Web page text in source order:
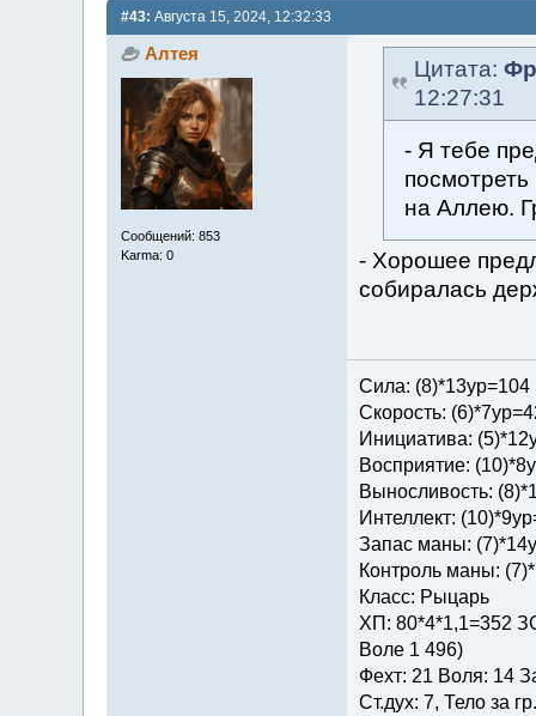
#43: Августа 15, 2024, 12:32:33
Алтея
Сообщений: 853
Karma: 0
Цитата:
12:27:31
- Я тебе
на Аллею.
- Хорошее
собиралась
Сила: (8)*13ур=104
Скорость:
Инициатива:
Восприятие:
Выносливость:
Интеллект:
Запас маны:
Контроль маны:
Класс: Рыцарь
ХП: 80*4*1,1=352
Воле 1 496)
Фехт: 21 Воля: 14
Ст.дух: 7, Тело за